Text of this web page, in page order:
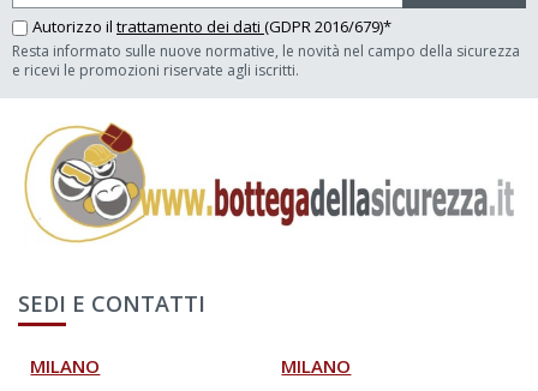
Autorizzo il trattamento dei dati (GDPR 2016/679)*
Resta informato sulle nuove normative, le novità nel campo della sicurezza
e ricevi le promozioni riservate agli iscritti.
SEDI E CONTATTI
MILANO MILANO